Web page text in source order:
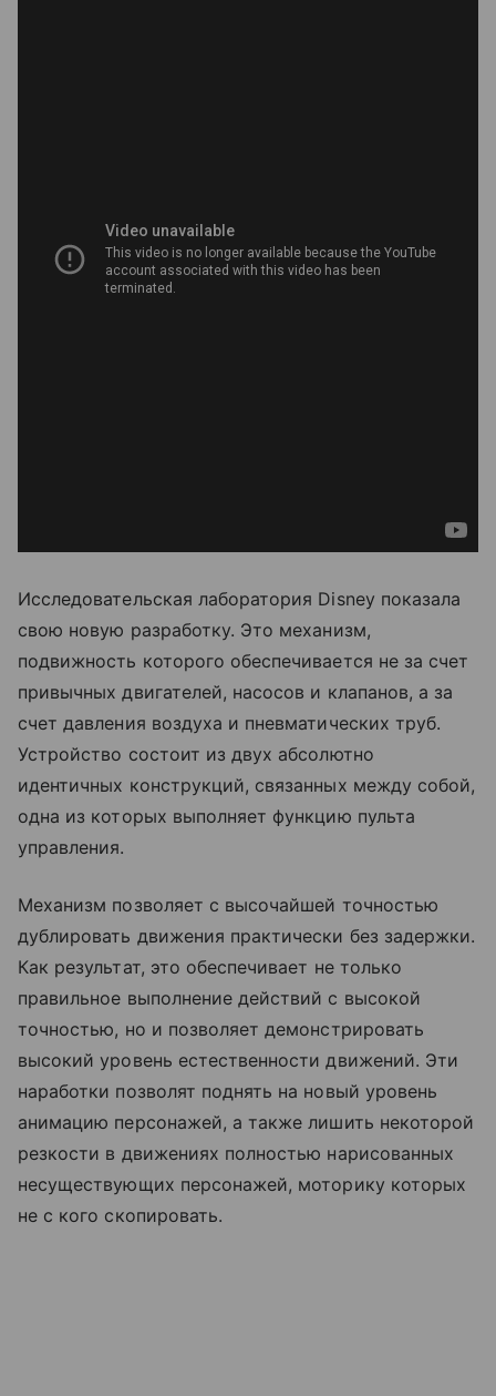
Исследовательская лаборатория Disney показала
свою новую разработку. Это механизм,
подвижность которого обеспечивается не за счет
привычных двигателей, насосов и клапанов, а за
счет давления воздуха и пневматических труб.
Устройство состоит из двух абсолютно
идентичных конструкций, связанных между собой,
одна из которых выполняет функцию пульта
управления.
Механизм позволяет с высочайшей точностью
дублировать движения практически без задержки.
Как результат, это обеспечивает не только
правильное выполнение действий с высокой
точностью, но и позволяет демонстрировать
высокий уровень естественности движений. Эти
наработки позволят поднять на новый уровень
анимацию персонажей, а также лишить некоторой
резкости в движениях полностью нарисованных
несуществующих персонажей, моторику которых
не с кого скопировать.